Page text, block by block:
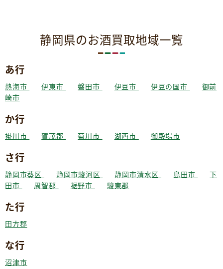
静岡県のお酒買取地域一覧
あ行
熱海市 伊東市 磐田市 伊豆市 伊豆の国市
御前
崎市
か行
掛川市 賀茂郡 菊川市 湖西市 御殿場市
さ行
静岡市葵区 静岡市駿河区 静岡市清水区 島田市
下
田市
周智郡 裾野市 駿東郡
た行
田方郡
な行
沼津市